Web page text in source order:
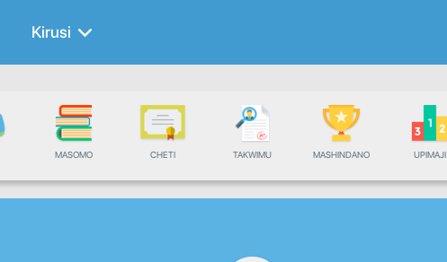
Kirusi
MASOMO CHETI TAKWIMU MASHINDANO UPIMAJI